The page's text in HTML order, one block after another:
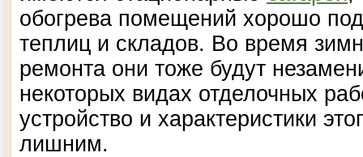
обогрева помещений хорошо
теплиц и складов. Во время
ремонта они тоже будут
некоторых видах отделочных
устройство и характеристики
лишним.